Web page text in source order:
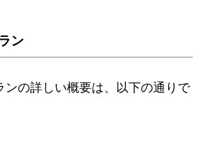
ン
ンの詳しい概要は、以下の通りで